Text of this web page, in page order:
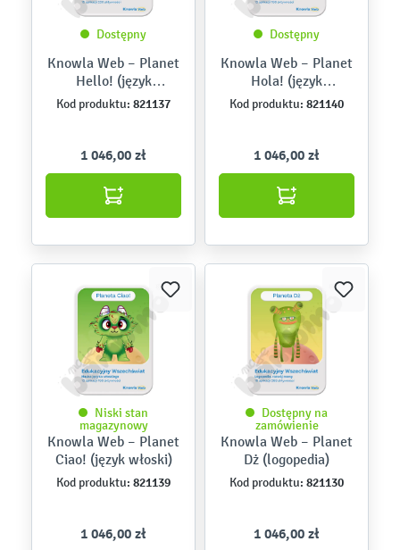
Dostępny
Knowla Web – Planet
Hello! (język
angielski)
Kod produktu: 821137
1 046,00 zł
Dostępny
Knowla Web – Planet
Hola! (język
hiszpański)
Kod produktu: 821140
1 046,00 zł
Niski stan
magazynowy
Knowla Web – Planet
Ciao! (język włoski)
Kod produktu: 821139
1 046,00 zł
Dostępny na
zamówienie
Knowla Web – Planet
Dż (logopedia)
Kod produktu: 821130
1 046,00 zł